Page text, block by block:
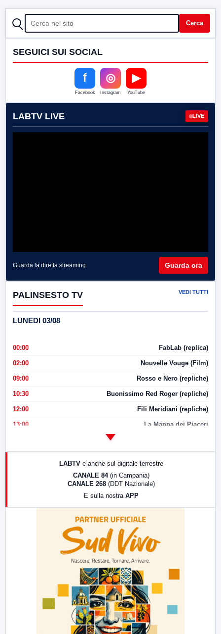
CERCA Cerca
SEGUICI SUI SOCIAL
f
Facebook
◎
Instagram
▶
YouTube
LABTV LIVE LIVE
Guarda la diretta streaming Guarda ora
PALINSESTO TV VEDI TUTTI
LUNEDI 03/08
00:00 FabLab (replica)
02:00 Nouvelle Vouge (Film)
09:00 Rosso e Nero (repliche)
10:30 Buonissimo Red Roger (repliche)
12:00 Fili Meridiani (repliche)
13:00 La Mappa dei Piaceri
LABTV e anche sul digitale terrestre
CANALE 84 (in Campania)
CANALE 268 (DDT Nazionale)
E sulla nostra APP